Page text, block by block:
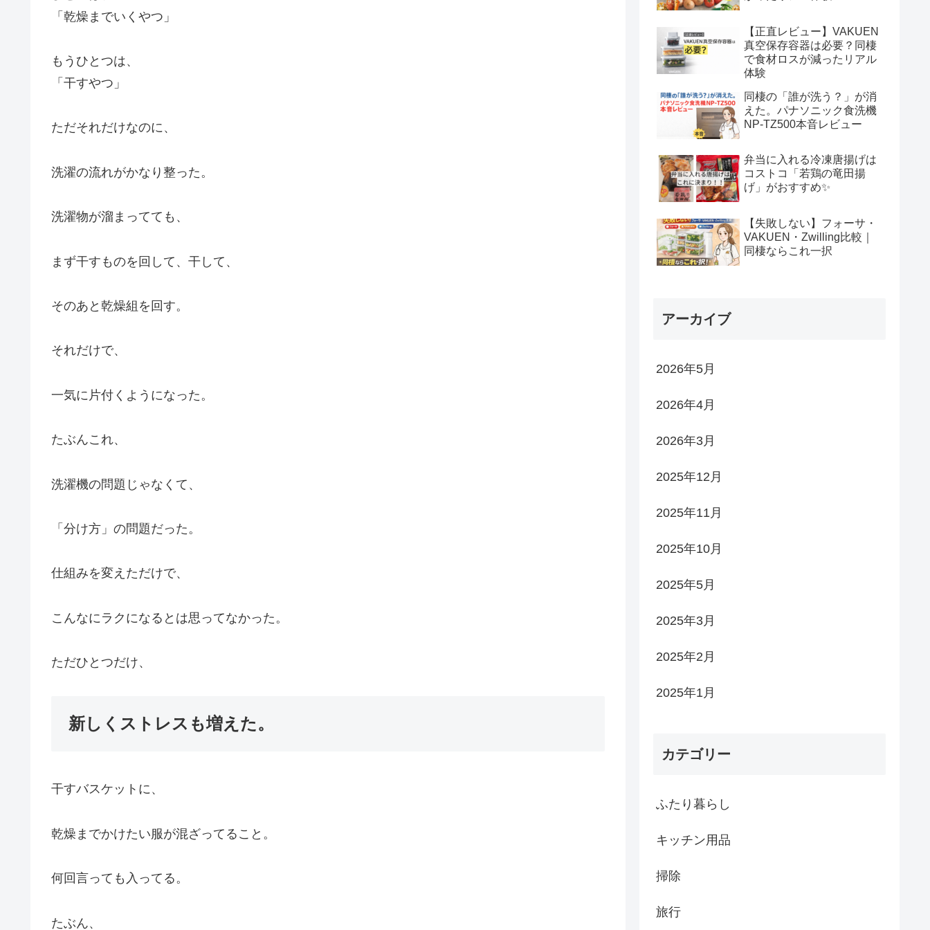
「乾燥までいくやつ」
もうひとつは、
「干すやつ」
ただそれだけなのに、
洗濯の流れがかなり整った。
洗濯物が溜まってても、
まず干すものを回して、干して、
そのあと乾燥組を回す。
それだけで、
一気に片付くようになった。
たぶんこれ、
洗濯機の問題じゃなくて、
「分け方」の問題だった。
仕組みを変えただけで、
こんなにラクになるとは思ってなかった。
ただひとつだけ、
新しくストレスも増えた。
干すバスケットに、
乾燥までかけたい服が混ざってること。
何回言っても入ってる。
たぶん、
【正直レビュー】VAKUEN
真空保存容器は必要？同棲
で食材ロスが減ったリアル
体験
同棲の「誰が洗う？」が消
えた。パナソニック食洗機
NP-TZ500本音レビュー
弁当に入れる冷凍唐揚げは
コストコ「若鶏の竜田揚
げ」がおすすめ✨
【失敗しない】フォーサ・
VAKUEN・Zwilling比較｜
同棲ならこれ一択
アーカイブ
2026年5月
2026年4月
2026年3月
2025年12月
2025年11月
2025年10月
2025年5月
2025年3月
2025年2月
2025年1月
カテゴリー
ふたり暮らし
キッチン用品
掃除
旅行